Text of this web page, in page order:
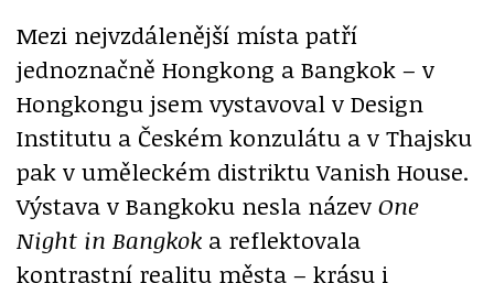
Mezi nejvzdálenější místa patří
jednoznačně Hongkong a Bangkok – v
Hongkongu jsem vystavoval v Design
Institutu a Českém konzulátu a v Thajsku
pak v uměleckém distriktu Vanish House.
Výstava v Bangkoku nesla název One
Night in Bangkok a reflektovala
kontrastní realitu města – krásu i